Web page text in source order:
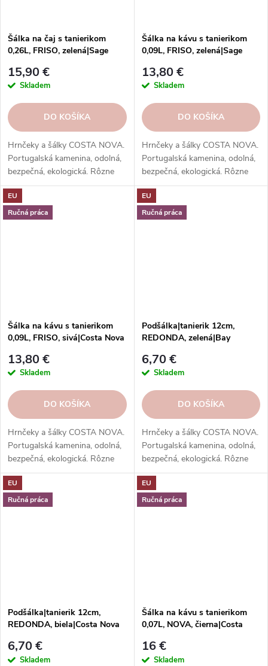
Šálka na čaj s tanierikom
0,26L, FRISO, zelená|Sage
15,90 €
Skladem
DO KOŠÍKA
Hrnčeky a šálky COSTA NOVA.
Portugalská kamenina, odolná,
bezpečná, ekologická. Rôzne
tvary, farby, vzory. Ideálne na
kávu, espresso, cappuccino,
lungo, čaj, kakao a iné.
Šálka na kávu s tanierikom
0,09L, FRISO, zelená|Sage
13,80 €
Skladem
DO KOŠÍKA
Hrnčeky a šálky COSTA NOVA.
Portugalská kamenina, odolná,
bezpečná, ekologická. Rôzne
tvary, farby, vzory. Ideálne na
kávu, espresso, cappuccino,
lungo, čaj, kakao a iné.
EU
Ručná práca
Šálka na kávu s tanierikom
0,09L, FRISO, sivá|Costa Nova
13,80 €
Skladem
DO KOŠÍKA
Hrnčeky a šálky COSTA NOVA.
Portugalská kamenina, odolná,
bezpečná, ekologická. Rôzne
tvary, farby, vzory. Ideálne na
kávu, espresso, cappuccino,
lungo, čaj, kakao a iné.
EU
Ručná práca
Podšálka|tanierik 12cm,
REDONDA, zelená|Bay
6,70 €
Skladem
DO KOŠÍKA
Hrnčeky a šálky COSTA NOVA.
Portugalská kamenina, odolná,
bezpečná, ekologická. Rôzne
tvary, farby, vzory. Ideálne na
kávu, espresso, cappuccino,
lungo, čaj, kakao a iné.
EU
Ručná práca
Podšálka|tanierik 12cm,
REDONDA, biela|Costa Nova
6,70 €
Skladem
EU
Ručná práca
Šálka na kávu s tanierikom
0,07L, NOVA, čierna|Costa
16 €
Skladem